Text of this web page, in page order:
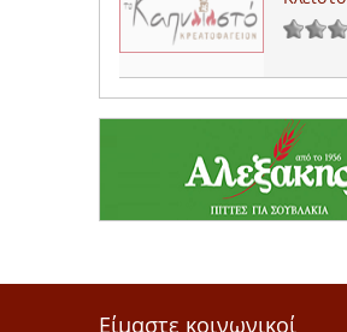
Είμαστε κοινωνικοί